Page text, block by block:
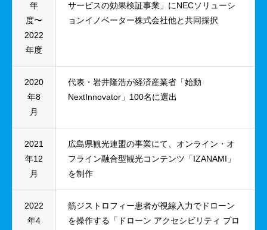
年
度〜
2022
年度
サービスの効果検証事業」にNECソリューシ
ョンイノベーター株式会社他と共同採択
2020
年8
月
代表・岩井隆浩が経済産業省「始動
NextInnovator」100名に選出
2021
年12
月
広島県観光連盟の事業にて、オンライン・オ
フライン融合型観光コンテンツ「IZANAMI」
を制作
2022
年4
筋ジストロフィー患者が視線入力でドローン
を操作する「ドローン アクセシビリティ プロ